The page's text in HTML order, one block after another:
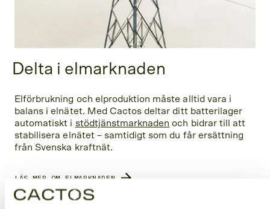
Delta i elmarknaden
Elförbrukning och elproduktion måste alltid vara i
balans i elnätet. Med Cactos deltar ditt batterilager
automatiskt i stödtjänstmarknaden och bidrar till att
stabilisera elnätet – samtidigt som du får ersättning
från Svenska kraftnät.
LÄS MER OM ELMARKNADEN